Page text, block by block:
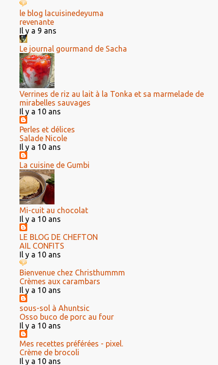
le blog lacuisinedeyuma
revenante
Il y a 9 ans
Le journal gourmand de Sacha
Verrines de riz au lait à la Tonka et sa marmelade de
mirabelles sauvages
Il y a 10 ans
Perles et délices
Salade Nicole
Il y a 10 ans
La cuisine de Gumbi
Mi-cuit au chocolat
Il y a 10 ans
LE BLOG DE CHEFTON
AIL CONFITS
Il y a 10 ans
Bienvenue chez Christhummm
Crèmes aux carambars
Il y a 10 ans
sous-sol à Ahuntsic
Osso buco de porc au four
Il y a 10 ans
Mes recettes préférées - pixel.
Crème de brocoli
Il y a 10 ans